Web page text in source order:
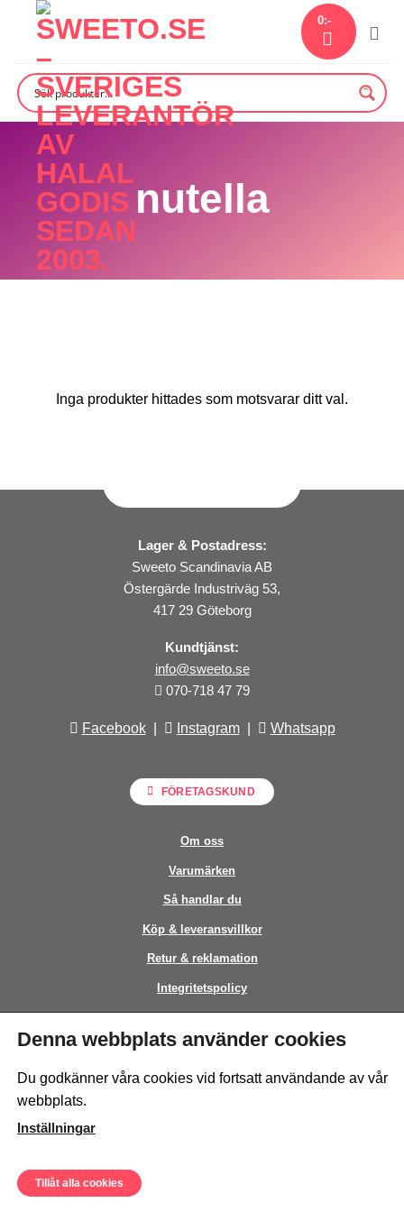
content
0:-
nutella
Inga produkter hittades som motsvarar ditt val.
Lager & Postadress:
Sweeto Scandinavia AB
Östergärde Industriväg 53,
417 29 Göteborg
Kundtjänst:
info@sweeto.se
070-718 47 79
Facebook| Instagram| Whatsapp
FÖRETAGSKUND
Om oss
Varumärken
Så handlar du
Köp & leveransvillkor
Retur & reklamation
Integritetspolicy
Kontakt
This site is protected by reCAPTCHA and the GooglePrivacy Policyand
© Sweeto Scandinavia AB - All rights reserved.
Denna webbplats använder cookies
Du godkänner våra cookies vid fortsatt användande av vår
webbplats.
Inställningar
Tillåt alla cookies